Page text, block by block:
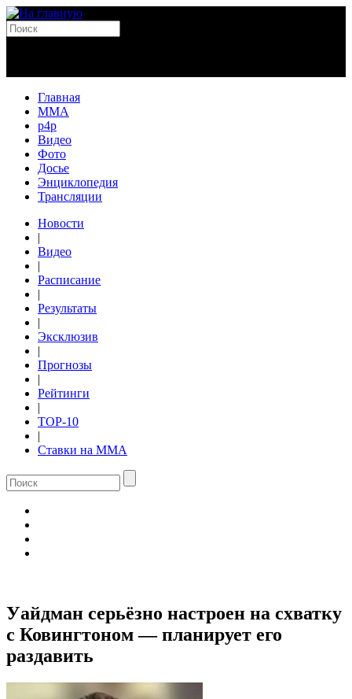
Главная
MMA
p4p
Видео
Фото
Досье
Энциклопедия
Трансляции
Новости
|
Видео
|
Расписание
|
Результаты
|
Эксклюзив
|
Прогнозы
|
Рейтинги
|
TOP-10
|
Ставки на ММА
Уайдман серьёзно настроен на схватку
с Ковингтоном — планирует его
раздавить